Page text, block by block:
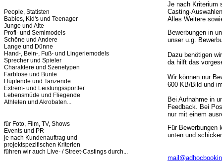
People, Statisten
Babies, Kid's und Teenager
Junge und Alte
Profi- und Semimodels
Schöne und Andere
Lange und Dünne
Hand-, Bein-, Fuß- und Lingeriemodels
Sprecher und Spieler
Charaktere und Szenetypen
Farblose und Bunte
Hüpfende und Tanzende
Extrem- und Leistungssportler
Lebensmüde und Fliegende
Athleten und Akrobaten...
für Foto, Film, TV, Shows
Events und PR
je nach Kundenauftrag und
projektspezifischen Kriterien
führen wir auch Live- / Street-Castings durch...
Je nach Kriterium
Casting-
Alles Weitere
Bewerbungen in
unser u.g.
Dazu benötigen
da hilft das
Wir können nur
600 KB/Bild und
Bei Aufnahme in
Feedback. Bei
nur mit einem
Für Bewerbungen
unten und